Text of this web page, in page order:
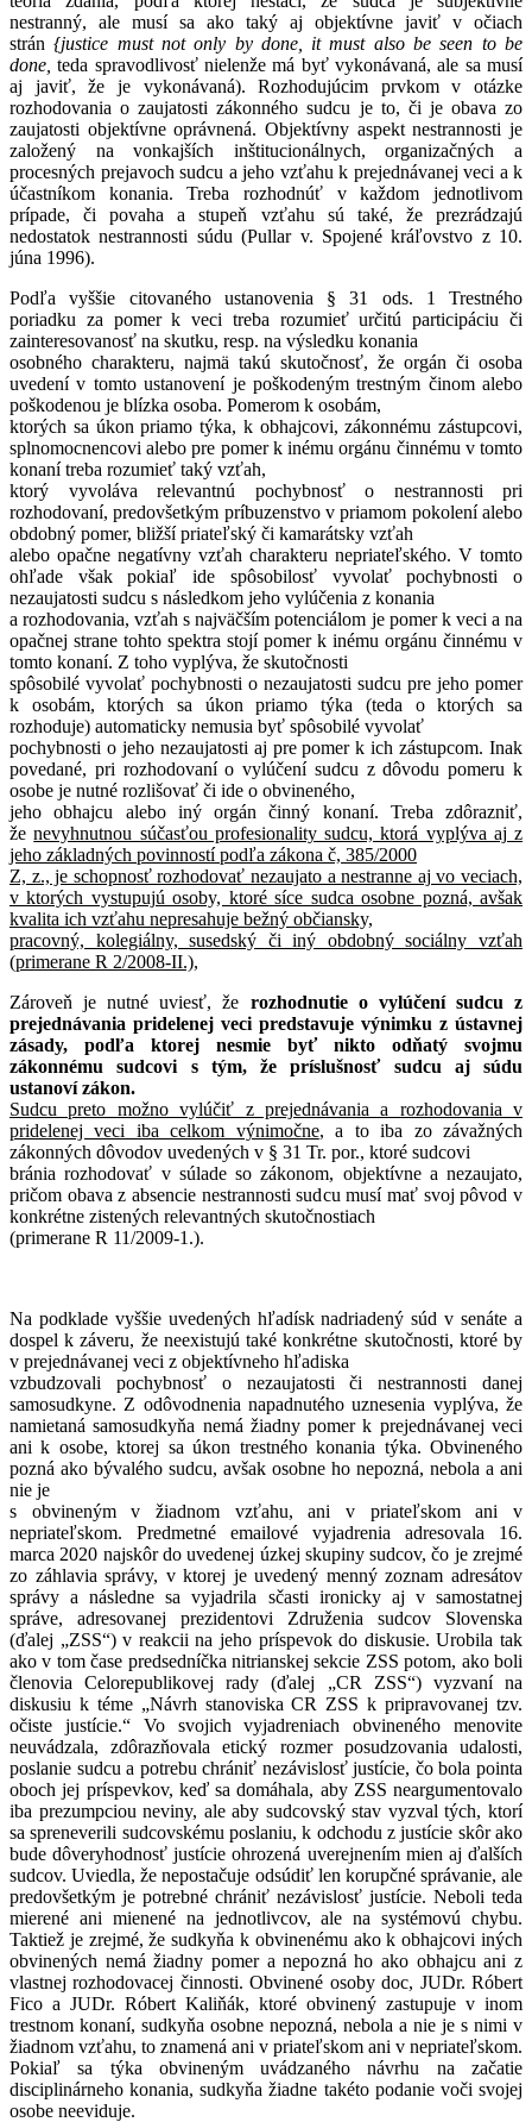
nestranný, ale musí sa ako taký aj objektívne javiť v očiach
strán{justice must not only by done, it must also be seen to be
done,teda spravodlivosť nielenže má byť vykonávaná, ale sa musí
aj javiť, že je vykonávaná). Rozhodujúcim prvkom v otázke
rozhodovania o zaujatosti zákonného sudcu je to, či je obava zo
zaujatosti objektívne oprávnená. Objektívny aspekt nestrannosti je
založený na vonkajších inštitucionálnych, organizačných a
procesných prejavoch sudcu a jeho vzťahu k prejednávanej veci a k
účastníkom konania. Treba rozhodnúť v každom jednotlivom
prípade, či povaha a stupeň vzťahu sú také, že prezrádzajú
nedostatok nestrannosti súdu (Pullar v. Spojené kráľovstvo z 10.
júna 1996).
Podľa vyššie citovaného ustanovenia § 31 ods. 1 Trestného
poriadku za pomer k veci treba rozumieť určitú participáciu či
zainteresovanosť na skutku, resp. na výsledku konania
osobného charakteru, najmä takú skutočnosť, že orgán či osoba
uvedení v tomto ustanovení je poškodeným trestným činom alebo
poškodenou je blízka osoba. Pomerom k osobám,
ktorých sa úkon priamo týka, k obhajcovi, zákonnému zástupcovi,
splnomocnencovi alebo pre pomer k inému orgánu činnému v tomto
konaní treba rozumieť taký vzťah,
ktorý vyvoláva relevantnú pochybnosť o nestrannosti pri
rozhodovaní, predovšetkým príbuzenstvo v priamom pokolení alebo
obdobný pomer, bližší priateľský či kamarátsky vzťah
alebo opačne negatívny vzťah charakteru nepriateľského. V tomto
ohľade však pokiaľ ide spôsobilosť vyvolať pochybnosti o
nezaujatosti sudcu s následkom jeho vylúčenia z konania
a rozhodovania, vzťah s najväčším potenciálom je pomer k veci a na
opačnej strane tohto spektra stojí pomer k inému orgánu činnému v
tomto konaní. Z toho vyplýva, že skutočnosti
spôsobilé vyvolať pochybnosti o nezaujatosti sudcu pre jeho pomer
k osobám, ktorých sa úkon priamo týka (teda o ktorých sa
rozhoduje) automaticky nemusia byť spôsobilé vyvolať
pochybnosti o jeho nezaujatosti aj pre pomer k ich zástupcom. Inak
povedané, pri rozhodovaní o vylúčení sudcu z dôvodu pomeru k
osobe je nutné rozlišovať či ide o obvineného,
jeho obhajcu alebo iný orgán činný konaní. Treba zdôrazniť,
ženevyhnutnou súčasťou profesionality sudcu, ktorá vyplýva aj z
jeho základných povinností podľa zákona č, 385/2000
Z, z., je schopnosť rozhodovať nezaujato a nestranne aj vo veciach,
v ktorých vystupujú osoby, ktoré síce sudca osobne pozná, avšak
kvalita ich vzťahu nepresahuje bežný občiansky,
pracovný, kolegiálny, susedský či iný obdobný sociálny vzťah
(primerane R 2/2008-II.),
Zároveň je nutné uviesť, že rozhodnutie o vylúčení sudcu z
prejednávania pridelenej veci predstavuje výnimku z ústavnej
zásady, podľa ktorej nesmie byť nikto odňatý svojmu
zákonnému sudcovi s tým, že príslušnosť sudcu aj súdu
ustanoví zákon.
Sudcu preto možno vylúčiť z prejednávania a rozhodovania v
pridelenej veci iba celkom výnimočne, a to iba zo závažných
zákonných dôvodov uvedených v § 31 Tr. por., ktoré sudcovi
bránia rozhodovať v súlade so zákonom, objektívne a nezaujato,
pričom obava z absencie nestrannosti sudcu musí mať svoj pôvod v
konkrétne zistených relevantných skutočnostiach
(primerane R 11/2009-1.).
Na podklade vyššie uvedených hľadísk nadriadený súd v senáte a
dospel k záveru, že neexistujú také konkrétne skutočnosti, ktoré by
v prejednávanej veci z objektívneho hľadiska
vzbudzovali pochybnosť o nezaujatosti či nestrannosti danej
samosudkyne. Z odôvodnenia napadnutého uznesenia vyplýva, že
namietaná samosudkyňa nemá žiadny pomer k prejednávanej veci
ani k osobe, ktorej sa úkon trestného konania týka. Obvineného
pozná ako bývalého sudcu, avšak osobne ho nepozná, nebola a ani
nie je
s obvineným v žiadnom vzťahu, ani v priateľskom ani v
nepriateľskom. Predmetné emailové vyjadrenia adresovala 16.
marca 2020 najskôr do uvedenej úzkej skupiny sudcov, čo je zrejmé
zo záhlavia správy, v ktorej je uvedený menný zoznam adresátov
správy a následne sa vyjadrila sčasti ironicky aj v samostatnej
správe, adresovanej prezidentovi Združenia sudcov Slovenska
(ďalej „ZSS“) v reakcii na jeho príspevok do diskusie. Urobila tak
ako v tom čase predsedníčka nitrianskej sekcie ZSS potom, ako boli
členovia Celorepublikovej rady (ďalej „CR ZSS“) vyzvaní na
diskusiu k téme „Návrh stanoviska CR ZSS k pripravovanej tzv.
očiste justície.“ Vo svojich vyjadreniach obvineného menovite
neuvádzala, zdôrazňovala etický rozmer posudzovania udalosti,
poslanie sudcu a potrebu chrániť nezávislosť justície, čo bola pointa
oboch jej príspevkov, keď sa domáhala, aby ZSS neargumentovalo
iba prezumpciou neviny, ale aby sudcovský stav vyzval tých, ktorí
sa spreneverili sudcovskému poslaniu, k odchodu z justície skôr ako
bude dôveryhodnosť justície ohrozená uverejnením mien aj ďalších
sudcov. Uviedla, že nepostačuje odsúdiť len korupčné správanie, ale
predovšetkým je potrebné chrániť nezávislosť justície. Neboli teda
mierené ani mienené na jednotlivcov, ale na systémovú chybu.
Taktiež je zrejmé, že sudkyňa k obvinenému ako k obhajcovi iných
obvinených nemá žiadny pomer a nepozná ho ako obhajcu ani z
vlastnej rozhodovacej činnosti. Obvinené osoby doc, JUDr. Róbert
Fico a JUDr. Róbert Kaliňák, ktoré obvinený zastupuje v inom
trestnom konaní, sudkyňa osobne nepozná, nebola a nie je s nimi v
žiadnom vzťahu, to znamená ani v priateľskom ani v nepriateľskom.
Pokiaľ sa týka obvineným uvádzaného návrhu na začatie
disciplinárneho konania, sudkyňa žiadne takéto podanie voči svojej
osobe neeviduje.